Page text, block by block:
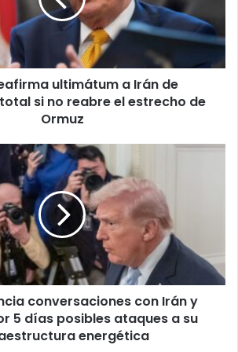
ultimátum a Irán de
si no reabre el estrecho de
Ormuz
conversaciones con Irán y
5 días posibles ataques a su
energética